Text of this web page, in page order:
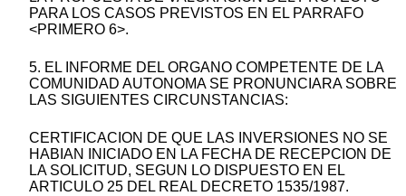
PARA LOS CASOS PREVISTOS EN EL PARRAFO
<PRIMERO 6>.
5. EL INFORME DEL ORGANO COMPETENTE DE LA
COMUNIDAD AUTONOMA SE PRONUNCIARA SOBRE
LAS SIGUIENTES CIRCUNSTANCIAS:
CERTIFICACION DE QUE LAS INVERSIONES NO SE
HABIAN INICIADO EN LA FECHA DE RECEPCION DE
LA SOLICITUD, SEGUN LO DISPUESTO EN EL
ARTICULO 25 DEL REAL DECRETO 1535/1987.